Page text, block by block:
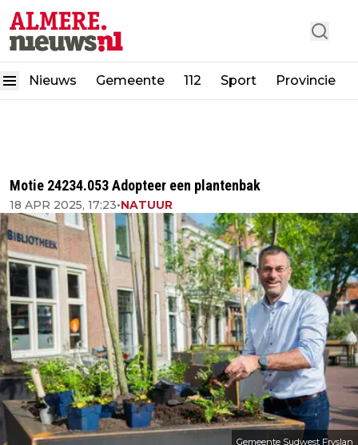
Nieuws Gemeente 112 Sport Provincie
Motie 24234.053 Adopteer een plantenbak
18 APR 2025, 17:23•NATUUR
Gemeente Sudwest Fryslan